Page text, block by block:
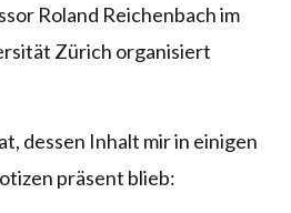
Roland Reichenbach im
Zürich organisiert
dessen Inhalt mir in einigen
präsent blieb: